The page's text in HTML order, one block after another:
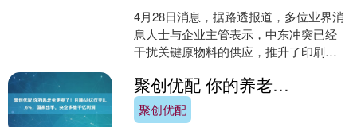
4月28日消息，据路透报道，多位业界消
息人士与企业主管表示，中东冲突已经
干扰关键原物料的供应，推升了印刷电
年4月初对沙特阿....
聚创优配 你的养老金更稳了！日赚68亿仅交8.6%，国家出手，央企多缴千亿利润
聚创优配